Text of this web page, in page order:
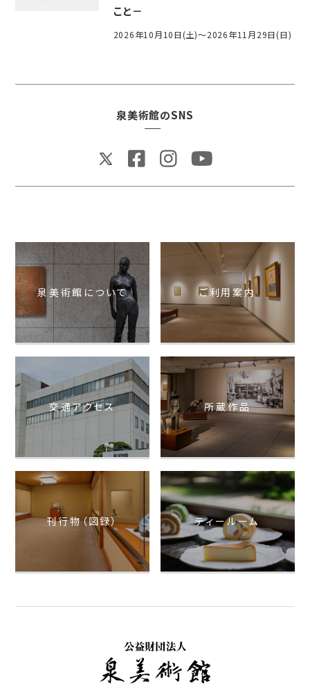
こと－
2026年10月10日(土)～2026年11月29日(日)
泉美術館のSNS
泉美術館について ご利用案内
交通アクセス 所蔵作品
刊行物（図録） ティールーム